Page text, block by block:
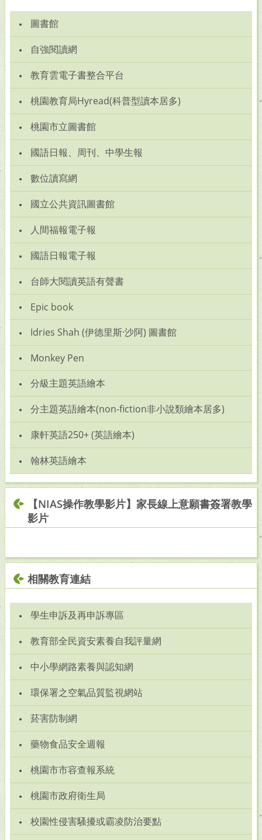
圖書館
自強閱讀網
教育雲電子書整合平台
桃園教育局Hyread(科普型讀本居多)
桃園市立圖書館
國語日報、周刊、中學生報
數位讀寫網
國立公共資訊圖書館
人間福報電子報
國語日報電子報
台師大閱讀英語有聲書
Epic book
Idries Shah (伊德里斯·沙阿) 圖書館
Monkey Pen
分級主題英語繪本
分主題英語繪本(non-fiction非小說類繪本居多)
康軒英語250+ (英語繪本)
翰林英語繪本
【NIAS操作教學影片】家長線上意願書簽署教學
影片
相關教育連結
學生申訴及再申訴專區
教育部全民資安素養自我評量網
中小學網路素養與認知網
環保署之空氣品質監視網站
菸害防制網
藥物食品安全週報
桃園市市容查報系統
桃園市政府衛生局
校園性侵害騷擾或霸凌防治要點